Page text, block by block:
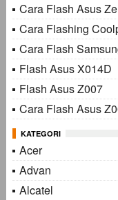
Cara Flash Asus
Cara Flashing
Cara Flash
Flash Asus X014D
Flash Asus Z007
Cara Flash Asus
KATEGORI
Acer
Advan
Alcatel